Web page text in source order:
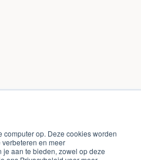
computer op. Deze cookies worden
en meer
aan te bieden, zowel op deze